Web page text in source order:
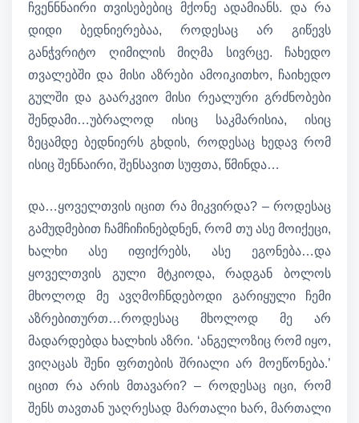
ჩვენნნაირი თვისებებიც მქონე ადამიანს. და რა
დიდი ბედნიერებაა, როდესაც არ გიწევს
განჭვრიტო ღიმილის მიღმა სივრცე. ჩახედო
თვალებში და მისი აზრები ამოიკითხო, ჩაიხედო
გულში და გაარკვიო მისი რეალური გრძნობები
შენდამი…უბრალოდ ისიც საკმარისია, ისიც
ზეცამდე ბედნიერს გხდის, როდესაც ხედავ რომ
ისიც შენნაირი, შენსავით სუფთა, წმინდა…
და…ყოველთვის იცით რა მიკვირდა? – როდესაც
გამუდმებით ჩამჩიჩინებდნენ, რომ თუ ასე მოიქეცი,
ხალხი ასე იფიქრებს, ასე ეგონება…და
ყოველთვის გული მტკიოდა, რადგან ბოლოს
მხოლოდ მე ავღმოჩნდებოდი გარიყული ჩემი
აზრებითურთ…როდესაც მხოლოდ მე არ
მადარდებდა ხალხის აზრი. ‘ანგელოზიც რომ იყო,
ვიღაცას შენი ფრთების შრიალი არ მოეწონება.’
იცით რა არის მთავარი? – როდესაც იცი, რომ
შენს თავთან უაღრესად მართალი ხარ, მართალი